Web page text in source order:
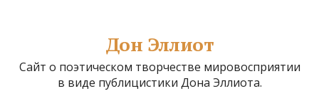
Дон Эллиот
Сайт о поэтическом творчестве мировосприятии
в виде публицистики Дона Эллиота.